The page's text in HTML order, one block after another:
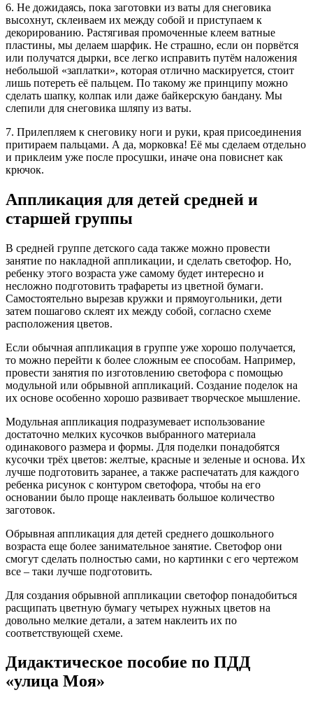
6. Не дожидаясь, пока заготовки из ваты для снеговика
высохнут, склеиваем их между собой и приступаем к
декорированию. Растягивая промоченные клеем ватные
пластины, мы делаем шарфик. Не страшно, если он порвётся
или получатся дырки, все легко исправить путём наложения
небольшой «заплатки», которая отлично маскируется, стоит
лишь потереть её пальцем. По такому же принципу можно
сделать шапку, колпак или даже байкерскую бандану. Мы
слепили для снеговика шляпу из ваты.
7. Прилепляем к снеговику ноги и руки, края присоединения
притираем пальцами. А да, морковка! Её мы сделаем отдельно
и приклеим уже после просушки, иначе она повиснет как
крючок.
Аппликация для детей средней и
старшей группы
В средней группе детского сада также можно провести
занятие по накладной аппликации, и сделать светофор. Но,
ребенку этого возраста уже самому будет интересно и
несложно подготовить трафареты из цветной бумаги.
Самостоятельно вырезав кружки и прямоугольники, дети
затем пошагово склеят их между собой, согласно схеме
расположения цветов.
Если обычная аппликация в группе уже хорошо получается,
то можно перейти к более сложным ее способам. Например,
провести занятия по изготовлению светофора с помощью
модульной или обрывной аппликаций. Создание поделок на
их основе особенно хорошо развивает творческое мышление.
Модульная аппликация подразумевает использование
достаточно мелких кусочков выбранного материала
одинакового размера и формы. Для поделки понадобятся
кусочки трёх цветов: желтые, красные и зеленые и основа. Их
лучше подготовить заранее, а также распечатать для каждого
ребенка рисунок с контуром светофора, чтобы на его
основании было проще наклеивать большое количество
заготовок.
Обрывная аппликация для детей среднего дошкольного
возраста еще более занимательное занятие. Светофор они
смогут сделать полностью сами, но картинки с его чертежом
все – таки лучше подготовить.
Для создания обрывной аппликации светофор понадобиться
расщипать цветную бумагу четырех нужных цветов на
довольно мелкие детали, а затем наклеить их по
соответствующей схеме.
Дидактическое пособие по ПДД
«улица Моя»